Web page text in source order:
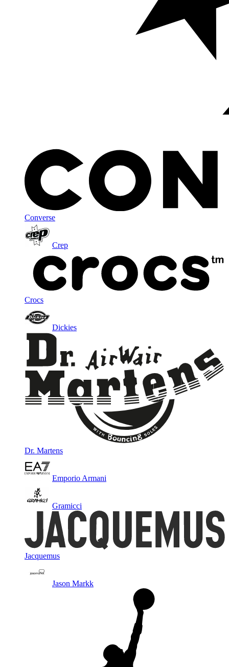
Converse
Crep
Crocs
Dickies
Dr. Martens
Emporio Armani
Gramicci
Jacquemus
Jason Markk